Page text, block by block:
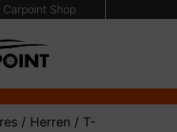
Carpoint Shop
/ Herren / T-